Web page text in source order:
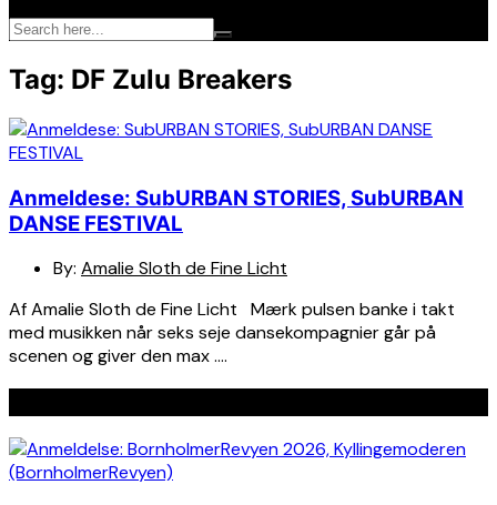
Tag: DF Zulu Breakers
Anmeldese: SubURBAN STORIES, SubURBAN
DANSE FESTIVAL
By: Amalie Sloth de Fine Licht
Af Amalie Sloth de Fine Licht Mærk pulsen banke i takt
med musikken når seks seje dansekompagnier går på
scenen og giver den max ….